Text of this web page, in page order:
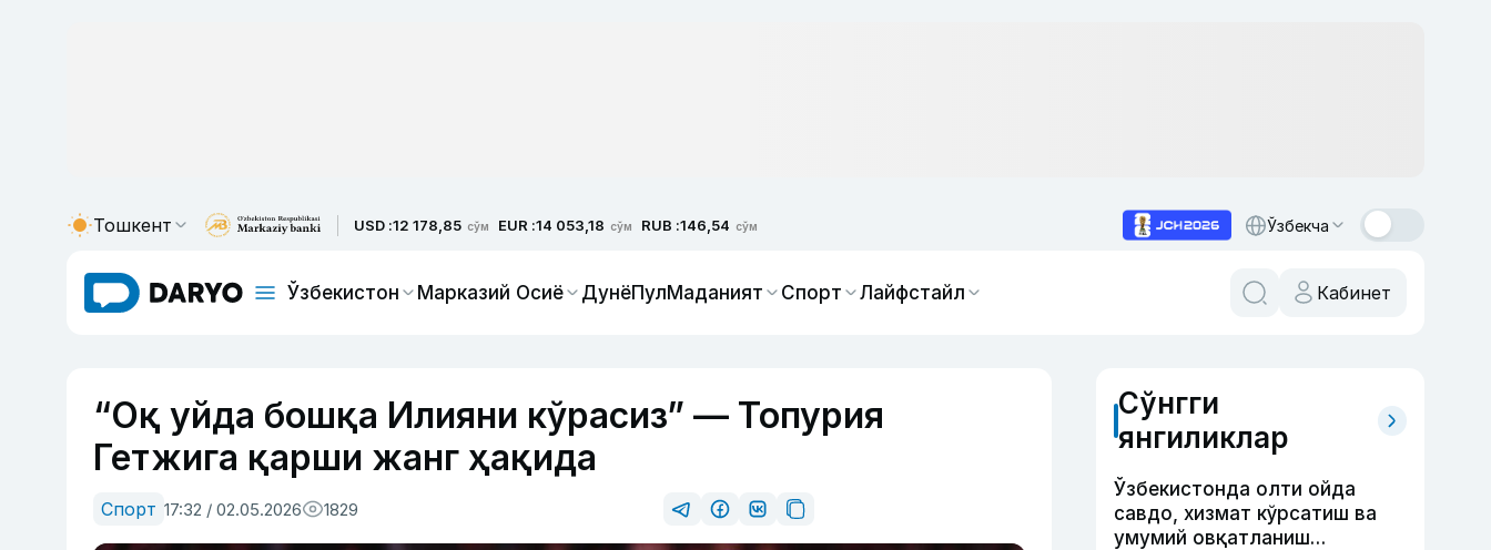
Тошкент USD :12 178,85 сўм EUR :14 053,18 сўм RUB :146,54 сўм Ўзбекча
Ўзбекистон Марказий Осиё ДунёПулМаданият Спорт Лайфстайл Кабинет
“Оқ уйда бошқа Илияни кўрасиз” — Топурия
Гетжига қарши жанг ҳақида
Спорт 17:32 / 02.05.2026 1829
Сўнгги
янгиликлар
Ўзбекистонда олти ойда
савдо, хизмат кўрсатиш ва
умумий овқатланиш